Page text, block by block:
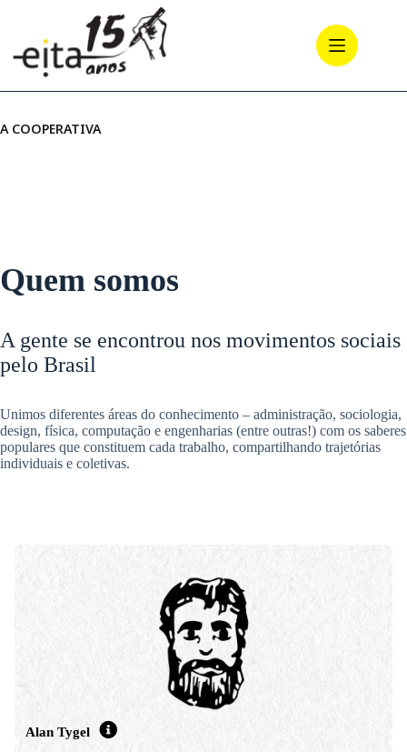
conteúdo
A COOPERATIVA
Quem somos
A gente se encontrou nos movimentos sociais
pelo Brasil
Unimos diferentes áreas do conhecimento – administração, sociologia,
design, física, computação e engenharias (entre outras!) com os saberes
populares que constituem cada trabalho, compartilhando trajetórias
individuais e coletivas.
Alan Tygel